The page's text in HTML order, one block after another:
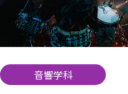
音響学科